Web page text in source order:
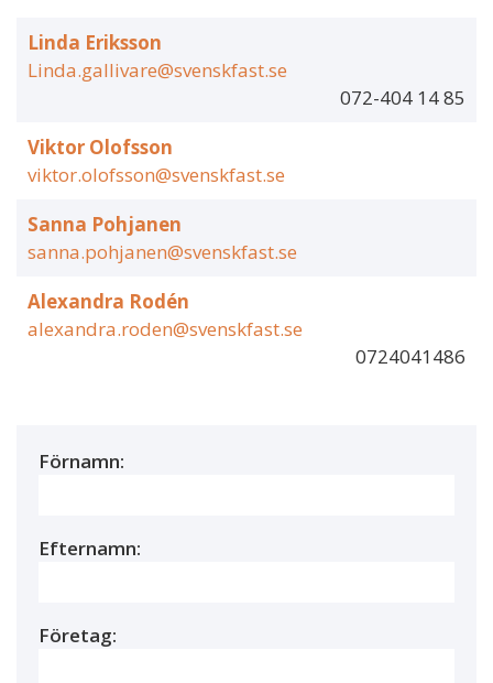
Linda Eriksson
Linda.gallivare@svenskfast.se
072-404 14 85
Viktor Olofsson
viktor.olofsson@svenskfast.se
Sanna Pohjanen
sanna.pohjanen@svenskfast.se
Alexandra Rodén
alexandra.roden@svenskfast.se
0724041486
Förnamn:
Efternamn:
Företag: